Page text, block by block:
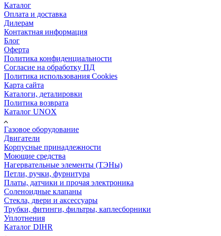
Каталог
Оплата и доставка
Дилерам
Контактная информация
Блог
Оферта
Политика конфиденциальности
Согласие на обработку ПД
Политика использования Cookies
Карта сайта
Каталоги, деталировки
Политика возврата
Каталог UNOX
Газовое оборудование
Двигатели
Корпусные принадлежности
Моющие средства
Нагервательные элементы (ТЭНы)
Петли, ручки, фурнитура
Платы, датчики и прочая электроника
Соленоидные клапаны
Стекла, двери и аксессуары
Трубки, фитинги, фильтры, каплесборники
Уплотнения
Каталог DIHR